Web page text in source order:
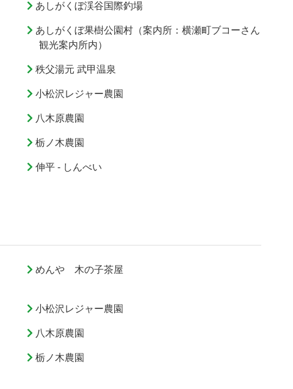
あしがくぼ渓谷国際釣場
あしがくぼ果樹公園村（案内所：横瀬町ブコーさん
観光案内所内）
秩父湯元 武甲温泉
小松沢レジャー農園
八木原農園
栃ノ木農園
伸平 - しんべい
めんや 木の子茶屋
小松沢レジャー農園
八木原農園
栃ノ木農園